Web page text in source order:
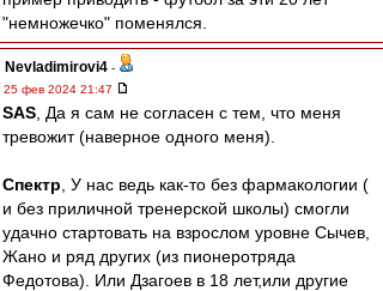
"немножечко" поменялся.
Nevladimirovi4 -
25 фев 2024 21:47
SAS , Да я сам не согласен с тем, что меня
тревожит (наверное одного меня).
Спектр , У нас ведь как-то без фармакологии (
и без приличной тренерской школы) смогли
удачно стартовать на взрослом уровне Сычев,
Жано и ряд других (из пионеротряда
Федотова). Или Дзагоев в 18 лет,или другие